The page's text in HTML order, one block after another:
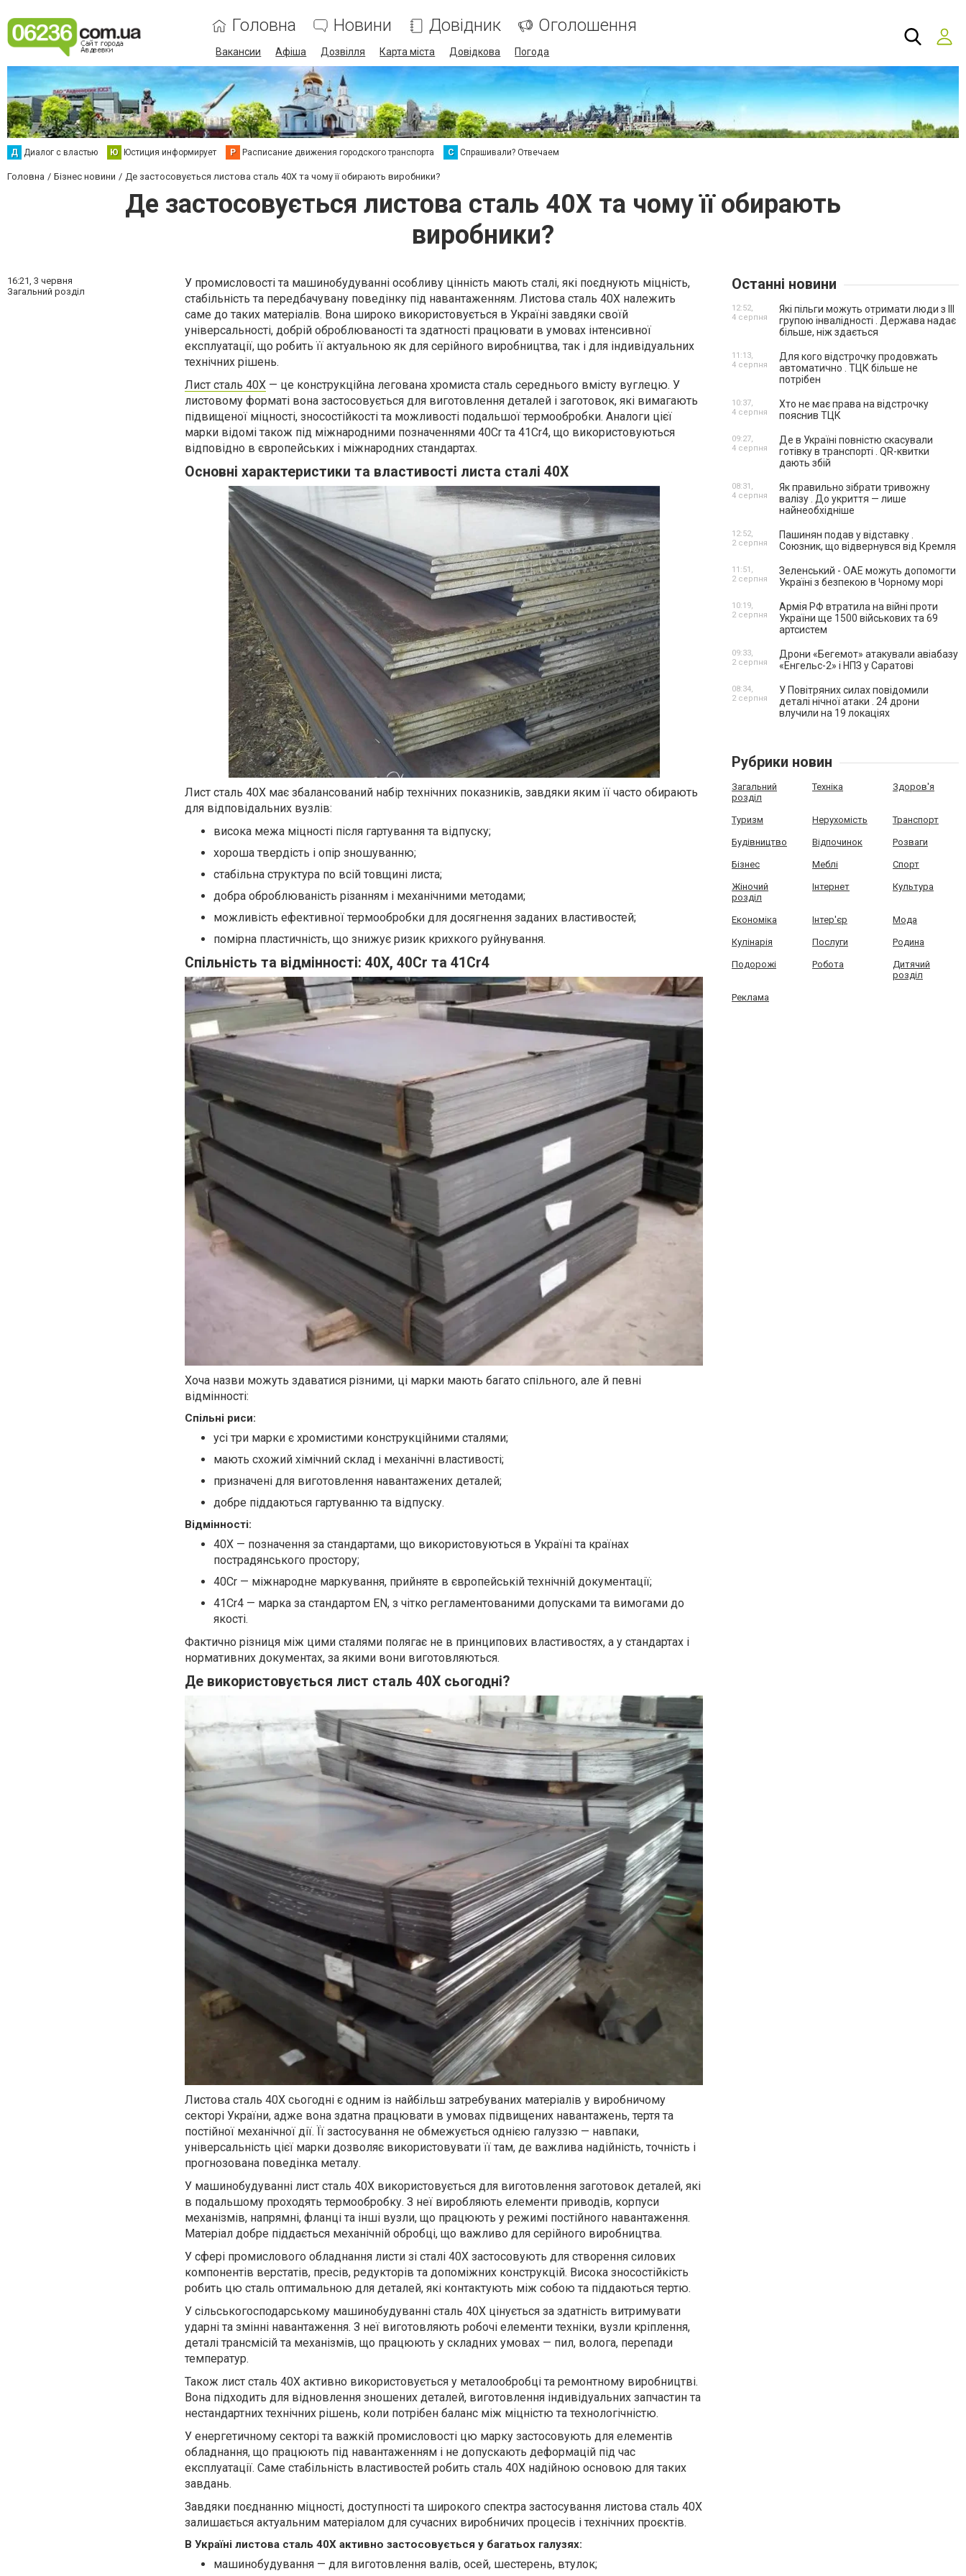
Головна Новини Довідник Оголошення
Вакансии Афіша Дозвілля Карта міста Довідкова Погода
Д Диалог с властью Ю Юстиция информирует Р Расписание движения городского транспорта С Спрашивали? Отвечаем
Головна Бізнес новини Де застосовується листова сталь 40Х та чому її обирають виробники?
Де застосовується листова сталь 40Х та чому її обирають
виробники?
16:21, 3 червня
Загальний розділ
У промисловості та машинобудуванні особливу цінність мають сталі, які поєднують міцність,
стабільність та передбачувану поведінку під навантаженням. Листова сталь 40Х належить
саме до таких матеріалів. Вона широко використовується в Україні завдяки своїй
універсальності, добрій оброблюваності та здатності працювати в умовах інтенсивної
експлуатації, що робить її актуальною як для серійного виробництва, так і для індивідуальних
технічних рішень.
Лист сталь 40Х — це конструкційна легована хромиста сталь середнього вмісту вуглецю. У
листовому форматі вона застосовується для виготовлення деталей і заготовок, які вимагають
підвищеної міцності, зносостійкості та можливості подальшої термообробки. Аналоги цієї
марки відомі також під міжнародними позначеннями 40Cr та 41Cr4, що використовуються
відповідно в європейських і міжнародних стандартах.
Основні характеристики та властивості листа сталі 40Х
Лист сталь 40Х має збалансований набір технічних показників, завдяки яким її часто обирають
для відповідальних вузлів:
висока межа міцності після гартування та відпуску;
хороша твердість і опір зношуванню;
стабільна структура по всій товщині листа;
добра оброблюваність різанням і механічними методами;
можливість ефективної термообробки для досягнення заданих властивостей;
помірна пластичність, що знижує ризик крихкого руйнування.
Спільність та відмінності: 40Х, 40Cr та 41Cr4
Хоча назви можуть здаватися різними, ці марки мають багато спільного, але й певні
відмінності:
Спільні риси:
усі три марки є хромистими конструкційними сталями;
мають схожий хімічний склад і механічні властивості;
призначені для виготовлення навантажених деталей;
добре піддаються гартуванню та відпуску.
Відмінності:
40Х — позначення за стандартами, що використовуються в Україні та країнах
пострадянського простору;
40Cr — міжнародне маркування, прийняте в європейській технічній документації;
41Cr4 — марка за стандартом EN, з чітко регламентованими допусками та вимогами до
якості.
Фактично різниця між цими сталями полягає не в принципових властивостях, а у стандартах і
нормативних документах, за якими вони виготовляються.
Де використовується лист сталь 40Х сьогодні?
Листова сталь 40Х сьогодні є одним із найбільш затребуваних матеріалів у виробничому
секторі України, адже вона здатна працювати в умовах підвищених навантажень, тертя та
постійної механічної дії. Її застосування не обмежується однією галуззю — навпаки,
універсальність цієї марки дозволяє використовувати її там, де важлива надійність, точність і
прогнозована поведінка металу.
У машинобудуванні лист сталь 40Х використовується для виготовлення заготовок деталей, які
в подальшому проходять термообробку. З неї виробляють елементи приводів, корпуси
механізмів, напрямні, фланці та інші вузли, що працюють у режимі постійного навантаження.
Матеріал добре піддається механічній обробці, що важливо для серійного виробництва.
У сфері промислового обладнання листи зі сталі 40Х застосовують для створення силових
компонентів верстатів, пресів, редукторів та допоміжних конструкцій. Висока зносостійкість
робить цю сталь оптимальною для деталей, які контактують між собою та піддаються тертю.
У сільськогосподарському машинобудуванні сталь 40Х цінується за здатність витримувати
ударні та змінні навантаження. З неї виготовляють робочі елементи техніки, вузли кріплення,
деталі трансмісій та механізмів, що працюють у складних умовах — пил, волога, перепади
температур.
Також лист сталь 40Х активно використовується у металообробці та ремонтному виробництві.
Вона підходить для відновлення зношених деталей, виготовлення індивідуальних запчастин та
нестандартних технічних рішень, коли потрібен баланс між міцністю та технологічністю.
У енергетичному секторі та важкій промисловості цю марку застосовують для елементів
обладнання, що працюють під навантаженням і не допускають деформацій під час
експлуатації. Саме стабільність властивостей робить сталь 40Х надійною основою для таких
завдань.
Завдяки поєднанню міцності, доступності та широкого спектра застосування листова сталь 40Х
залишається актуальним матеріалом для сучасних виробничих процесів і технічних проєктів.
В Україні листова сталь 40Х активно застосовується у багатьох галузях:
машинобудування — для виготовлення валів, осей, шестерень, втулок;
Останні новини
Які пільги можуть отримати люди з III
групою інвалідності . Держава надає
більше, ніж здається
12:52,
4 серпня
Для кого відстрочку продовжать
автоматично . ТЦК більше не
потрібен
11:13,
4 серпня
Хто не має права на відстрочку
пояснив ТЦК
10:37,
4 серпня
Де в Україні повністю скасували
готівку в транспорті . QR-квитки
дають збій
09:27,
4 серпня
Як правильно зібрати тривожну
валізу . До укриття — лише
найнеобхідніше
08:31,
4 серпня
Пашинян подав у відставку .
Союзник, що відвернувся від Кремля
12:52,
2 серпня
Зеленський - ОАЕ можуть допомогти
Україні з безпекою в Чорному морі
11:51,
2 серпня
Армія РФ втратила на війні проти
України ще 1500 військових та 69
артсистем
10:19,
2 серпня
Дрони «Бегемот» атакували авіабазу
«Енгельс-2» і НПЗ у Саратові
09:33,
2 серпня
У Повітряних силах повідомили
деталі нічної атаки . 24 дрони
влучили на 19 локаціях
08:34,
2 серпня
Рубрики новин
Загальний
розділ
Техніка Здоров'я
Туризм Нерухомість Транспорт
Будівництво Відпочинок Розваги
Бізнес Меблі Спорт
Жіночий
розділ
Інтернет Культура
Економіка Інтер'єр Мода
Кулінарія Послуги Родина
Подорожі Робота
Дитячий
розділ
Реклама